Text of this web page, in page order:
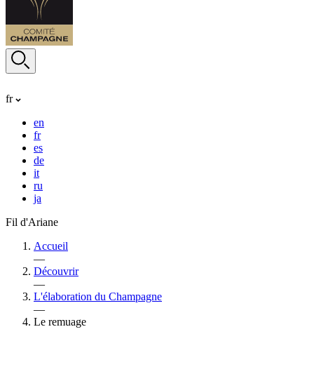
fr
en
fr
es
de
it
ru
ja
Fil d'Ariane
Accueil
—
Découvrir
—
L'élaboration du Champagne
—
Le remuage